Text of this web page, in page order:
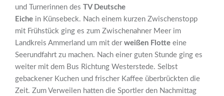
und Turnerinnen des TV Deutsche
Eiche in Künsebeck. Nach einem kurzen Zwischenstopp
mit Frühstück ging es zum Zwischenahner Meer im
Landkreis Ammerland um mit der weißen Flotte eine
Seerundfahrt zu machen. Nach einer guten Stunde ging es
weiter mit dem Bus Richtung Westerstede. Selbst
gebackener Kuchen und frischer Kaffee überbrückten die
Zeit. Zum Verweilen hatten die Sportler den Nachmittag